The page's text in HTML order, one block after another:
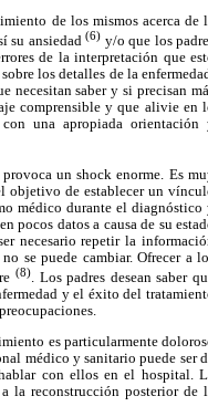
de los mismos acerca de
su ansiedad (6) y/o que los
de la interpretación que
los detalles de la
necesitan saber y si precisan
comprensible y que alivie en
una apropiada orientación
un shock enorme. Es
objetivo de establecer un
médico durante el diagnóstico
pocos datos a causa de su
necesario repetir la
se puede cambiar. Ofrecer a
(8). Los padres desean saber
y el éxito del
es particularmente
médico y sanitario puede ser
con ellos en el hospital.
la reconstrucción posterior de